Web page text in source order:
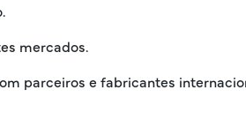
mercados.
parceiros e fabricantes